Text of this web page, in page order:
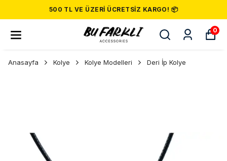
500 TL VE ÜZERI ÜCRETSIZ KARGO! 📦
0
Anasayfa Kolye Kolye Modelleri Deri İp Kolye